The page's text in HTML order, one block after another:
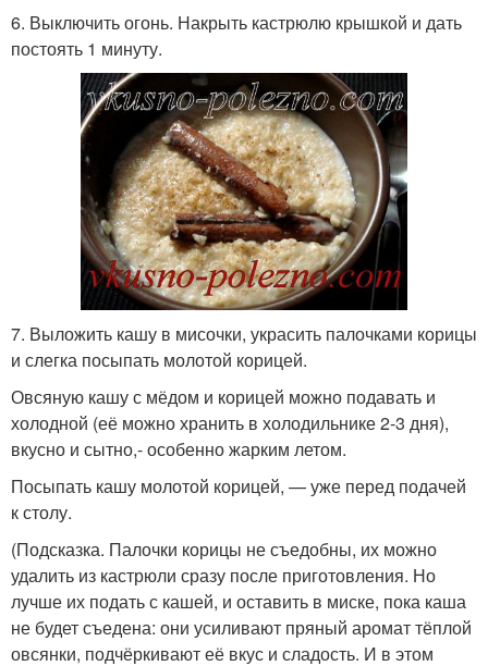
6. Выключить огонь. Накрыть кастрюлю крышкой и дать
постоять 1 минуту.
7. Выложить кашу в мисочки, украсить палочками корицы
и слегка посыпать молотой корицей.
Овсяную кашу с мёдом и корицей можно подавать и
холодной (её можно хранить в холодильнике 2-3 дня),
вкусно и сытно,- особенно жарким летом.
Посыпать кашу молотой корицей, — уже перед подачей
к столу.
(Подсказка. Палочки корицы не съедобны, их можно
удалить из кастрюли сразу после приготовления. Но
лучше их подать с кашей, и оставить в миске, пока каша
не будет съедена: они усиливают пряный аромат тёплой
овсянки, подчёркивают её вкус и сладость. И в этом